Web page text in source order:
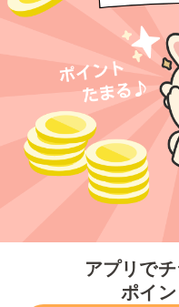
アプリで
ポイン